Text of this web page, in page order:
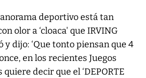
deportivo está tan
olor a ‘cloaca' que IRVING
y dijo: ‘Que tonto piensan que 4
en los recientes Juegos
decir que el ‘DEPORTE